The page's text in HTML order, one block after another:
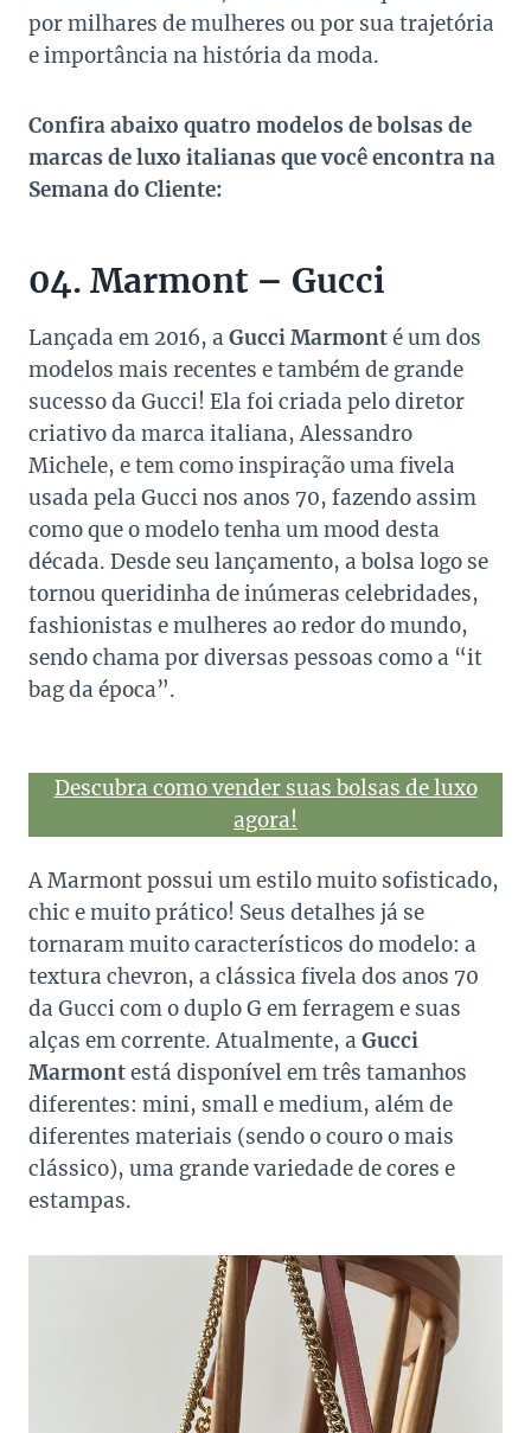
por milhares de mulheres ou por sua trajetória
e importância na história da moda.
Confira abaixo quatro modelos de bolsas de
marcas de luxo italianas que você encontra na
Semana do Cliente:
04. Marmont – Gucci
Lançada em 2016, a Gucci Marmonté um dos
modelos mais recentes e também de grande
sucesso da Gucci! Ela foi criada pelo diretor
criativo da marca italiana, Alessandro
Michele, e tem como inspiração uma fivela
usada pela Gucci nos anos 70, fazendo assim
como que o modelo tenha um mood desta
década. Desde seu lançamento, a bolsa logo se
tornou queridinha de inúmeras celebridades,
fashionistas e mulheres ao redor do mundo,
sendo chama por diversas pessoas como a “it
bag da época”.
Descubra como vender suas bolsas de luxo
agora!
A Marmont possui um estilo muito sofisticado,
chic e muito prático! Seus detalhes já se
tornaram muito característicos do modelo: a
textura chevron, a clássica fivela dos anos 70
da Gucci com o duplo G em ferragem e suas
alças em corrente. Atualmente, a Gucci
Marmontestá disponível em três tamanhos
diferentes: mini, small e medium, além de
diferentes materiais (sendo o couro o mais
clássico), uma grande variedade de cores e
estampas.